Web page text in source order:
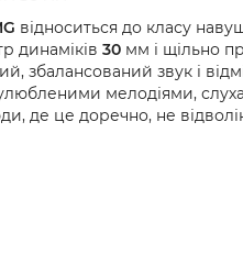
відноситься до класу
динаміків 30 мм і щільно
збалансований звук і
мелодіями,
де це доречно, не